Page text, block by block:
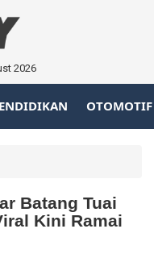
2026
OTOMOTIF
Batang Tuai
Kini Ramai